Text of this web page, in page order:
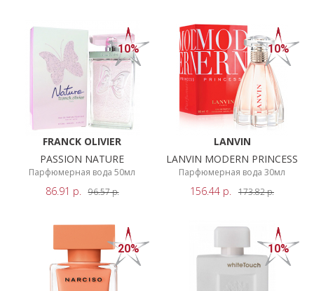
10%
FRANCK OLIVIER
PASSION NATURE
Парфюмерная вода 50мл
86.91 р. 96.57р.
10%
LANVIN
LANVIN MODERN PRINCESS
Парфюмерная вода 30мл
156.44 р. 173.82р.
20% 10%